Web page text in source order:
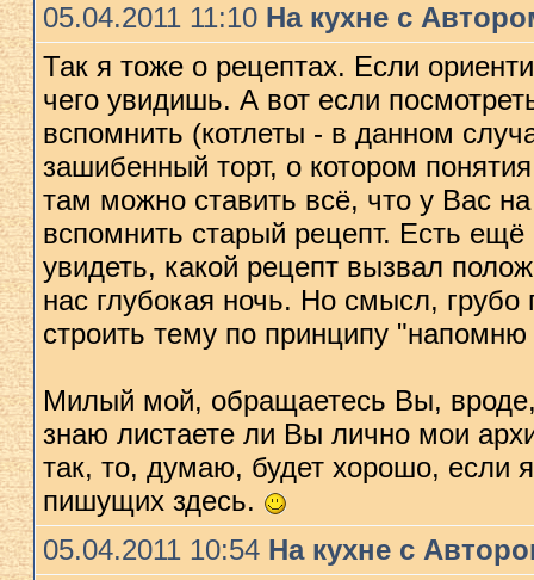
05.04.2011 11:10 На кухне с
Так я тоже о рецептах. Если
чего увидишь. А вот если
вспомнить (котлеты - в данном
зашибенный торт, о котором
там можно ставить всё, что у Bас
вспомнить старый рецепт. Еcть
увидеть, какой рецепт вызвал
нас глубокая ночь. Но смысл, грубо
строить тему по принципу
Милый мой, обращаетесь Вы,
знаю листаете ли Вы лично мои
так, то, думаю, будет хорошо, если
пишущих здесь.
05.04.2011 10:54 На кухне с